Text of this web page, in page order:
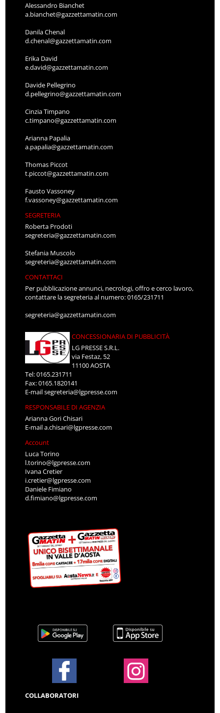
Alessandro Bianchet
a.bianchet@gazzettamatin.com
Danila Chenal
d.chenal@gazzettamatin.com
Erika David
e.david@gazzettamatin.com
Davide Pellegrino
d.pellegrino@gazzettamatin.com
Cinzia Timpano
c.timpano@gazzettamatin.com
Arianna Papalia
a.papalia@gazzettamatin.com
Thomas Piccot
t.piccot@gazzettamatin.com
Fausto Vassoney
f.vassoney@gazzettamatin.com
SEGRETERIA
Roberta Prodoti
segreteria@gazzettamatin.com
Stefania Muscolo
segreteria@gazzettamatin.com
CONTATTACI
Per pubblicazione annunci, necrologi, offro e cerco lavoro,
contattare la segreteria al numero: 0165/231711
segreteria@gazzettamatin.com
CONCESSIONARIA DI PUBBLICITÀ
LG PRESSE S.R.L.
via Festaz, 52
11100 AOSTA
Tel: 0165.231711
Fax: 0165.1820141
E-mailsegreteria@lgpresse.com
RESPONSABILE DI AGENZIA
Arianna Gori Chisari
E-maila.chisari@lgpresse.com
Account
Luca Torino
l.torino@lgpresse.com
Ivana Cretier
i.cretier@lgpresse.com
Daniele Fimiano
d.fimiano@lgpresse.com
COLLABORATORI